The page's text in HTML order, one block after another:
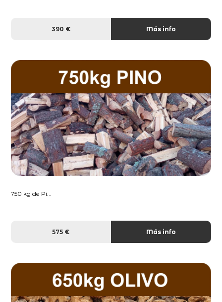
390 € Más info
750 kg de Pi...
575 € Más info